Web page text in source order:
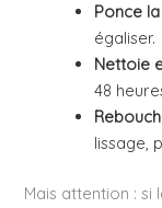
Ponce
égaliser.
Nettoie
48
lissage,
Mais attention : si